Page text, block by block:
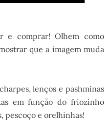
e comprar! Olhem como
que a imagem muda
lenços e pashminas
em função do friozinho
pescoço e orelhinhas!